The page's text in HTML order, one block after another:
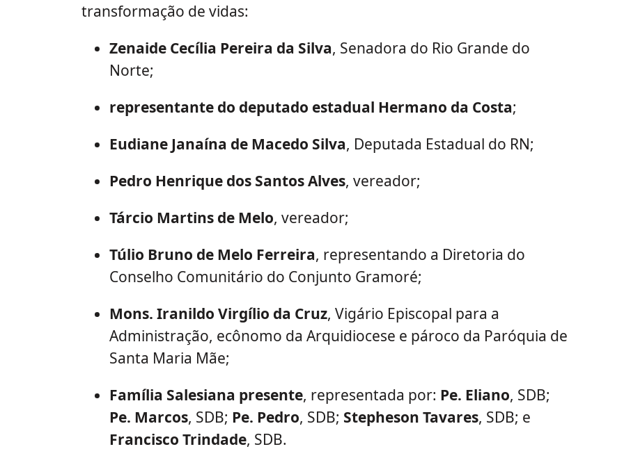
transformação de vidas:
Zenaide Cecília Pereira da Silva, Senadora do Rio Grande do
Norte;
representante do deputado estadual Hermano da Costa;
Eudiane Janaína de Macedo Silva, Deputada Estadual do RN;
Pedro Henrique dos Santos Alves, vereador;
Tárcio Martins de Melo, vereador;
Túlio Bruno de Melo Ferreira, representando a Diretoria do
Conselho Comunitário do Conjunto Gramoré;
Mons. Iranildo Virgílio da Cruz, Vigário Episcopal para a
Administração, ecônomo da Arquidiocese e pároco da Paróquia de
Santa Maria Mãe;
Família Salesiana presente, representada por: Pe. Eliano, SDB;
Pe. Marcos, SDB; Pe. Pedro, SDB; Stepheson Tavares, SDB; e
Francisco Trindade, SDB.